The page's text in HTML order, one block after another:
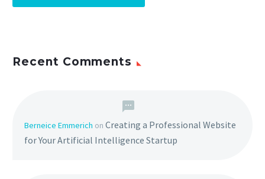
Recent Comments
Berneice Emmerich on Creating a Professional Website
for Your Artificial Intelligence Startup